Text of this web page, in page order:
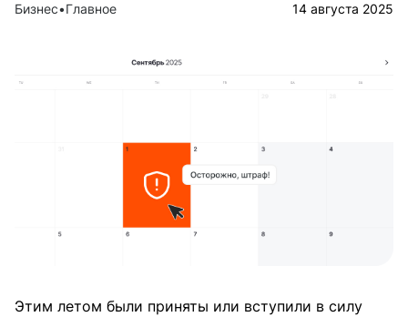
Бизнес Главное 14 августа 2025
Этим летом были приняты или вступили в силу